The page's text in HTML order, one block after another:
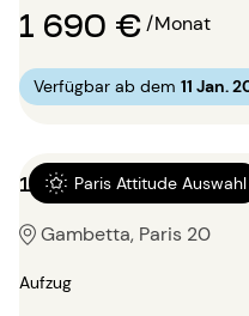
1 690 €/Monat
Verfügbar ab dem 11 Jan.
Paris Attitude Auswahl
1 Zimmer 45m²
Gambetta, Paris 20
Aufzug